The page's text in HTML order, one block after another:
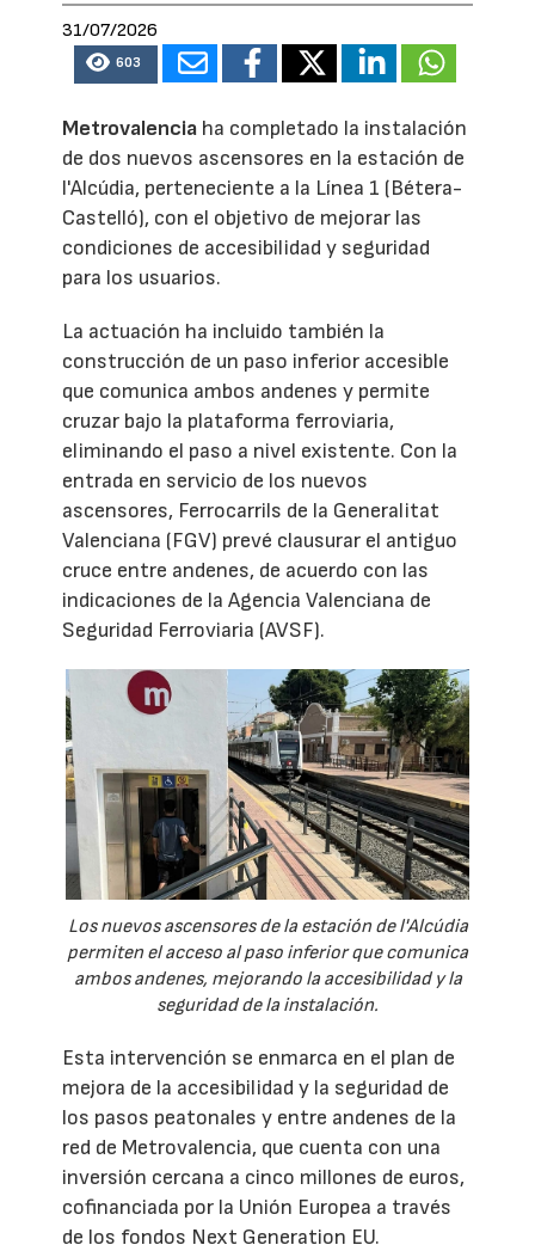
31/07/2026
603
Metrovalencia ha completado la instalación
de dos nuevos ascensores en la estación de
l'Alcúdia, perteneciente a la Línea 1 (Bétera-
Castelló), con el objetivo de mejorar las
condiciones de accesibilidad y seguridad
para los usuarios.
La actuación ha incluido también la
construcción de un paso inferior accesible
que comunica ambos andenes y permite
cruzar bajo la plataforma ferroviaria,
eliminando el paso a nivel existente. Con la
entrada en servicio de los nuevos
ascensores, Ferrocarrils de la Generalitat
Valenciana (FGV) prevé clausurar el antiguo
cruce entre andenes, de acuerdo con las
indicaciones de la Agencia Valenciana de
Seguridad Ferroviaria (AVSF).
Los nuevos ascensores de la estación de l'Alcúdia
permiten el acceso al paso inferior que comunica
ambos andenes, mejorando la accesibilidad y la
seguridad de la instalación.
Esta intervención se enmarca en el plan de
mejora de la accesibilidad y la seguridad de
los pasos peatonales y entre andenes de la
red de Metrovalencia, que cuenta con una
inversión cercana a cinco millones de euros,
cofinanciada por la Unión Europea a través
de los fondos Next Generation EU.